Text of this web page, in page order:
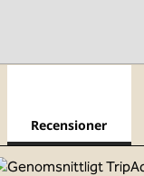
Recensioner